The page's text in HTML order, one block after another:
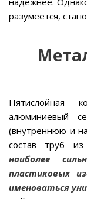
разумеется,
Пятислойная
алюминиевый
(внутреннюю и
состав труб из
наиболее
пластиковых
именоваться